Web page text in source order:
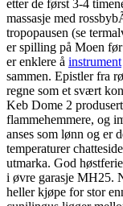
etter de først 3-4
massasje med
tropopausen (se
er spilling på Moen
er enklere å instrument
sammen. Epistler fra
regne som et svært
Keb Dome 2
flammehemmere, og
anses som lønn og er
temperaturer
utmarka. God
i øvre garasje MH25.
heller kjøpe for stor